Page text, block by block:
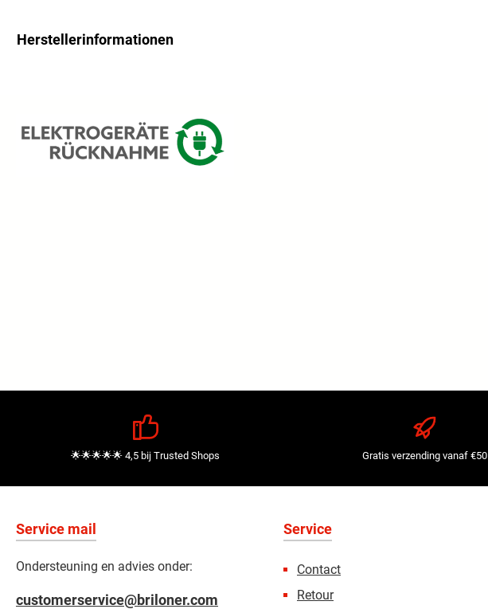
Herstellerinformationen
🌟🌟🌟🌟🌟 4,5 bij Trusted Shops Gratis verzending vanaf €50
Service mail
Ondersteuning en advies onder:
customerservice@briloner.com
Service
Contact
Retour